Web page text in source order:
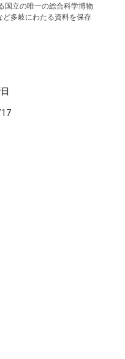
国立の唯一の総合科学博物
ど多岐にわたる資料を保存